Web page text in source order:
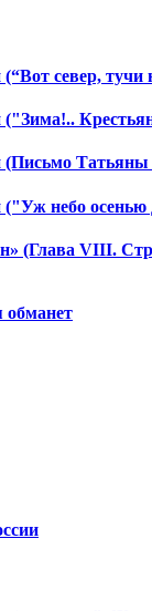
север, тучи
("Зима!..
(Письмо Татьяны
("Уж небо
(Глава VIII.
обманет